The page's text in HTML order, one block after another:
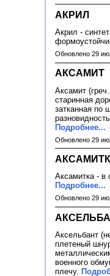
АКРИЛ
Акрил -
Обновлено 29
АКСАМИТ
Аксамит
старинная
затканная по
Подробнее...
Обновлено 29
Аксамитка - в
Подробнее...
Обновлено 29
Аксельбант
плетеный
военного
плечу.